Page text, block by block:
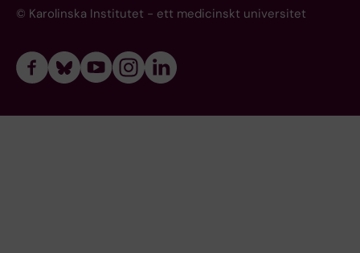
© Karolinska Institutet - ett medicinskt universitet